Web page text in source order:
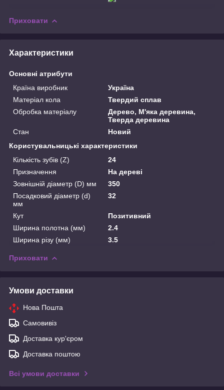
Приховати
Характеристики
Основні атрибути
Країна виробник
Україна
Матеріал кола
Твердий сплав
Обробка матеріалу
Дерево, М'яка деревина,
Тверда деревина
Стан
Новий
Користувальницькі характеристики
Кількість зубів (Z)
24
Призначення
На дереві
Зовнішній діаметр (D) мм
350
Посадковий діаметр (d)
мм
32
Кут
Позитивний
Ширина полотна (мм)
2.4
Ширина різу (мм)
3.5
Приховати
Умови доставки
Нова Пошта
Самовивіз
Доставка кур'єром
Доставка поштою
Всі умови доставки